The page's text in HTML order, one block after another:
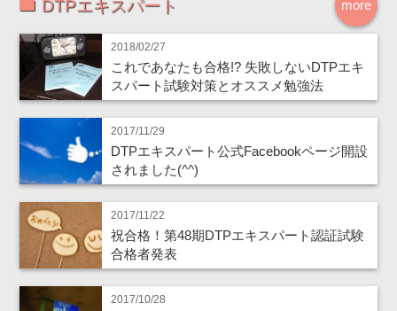
more
DTPエキスパート
2018/02/27
これであなたも合格!? 失敗しないDTPエキ
スパート試験対策とオススメ勉強法
2017/11/29
DTPエキスパート公式Facebookページ開設
されました(^^)
2017/11/22
祝合格！第48期DTPエキスパート認証試験
合格者発表
2017/10/28